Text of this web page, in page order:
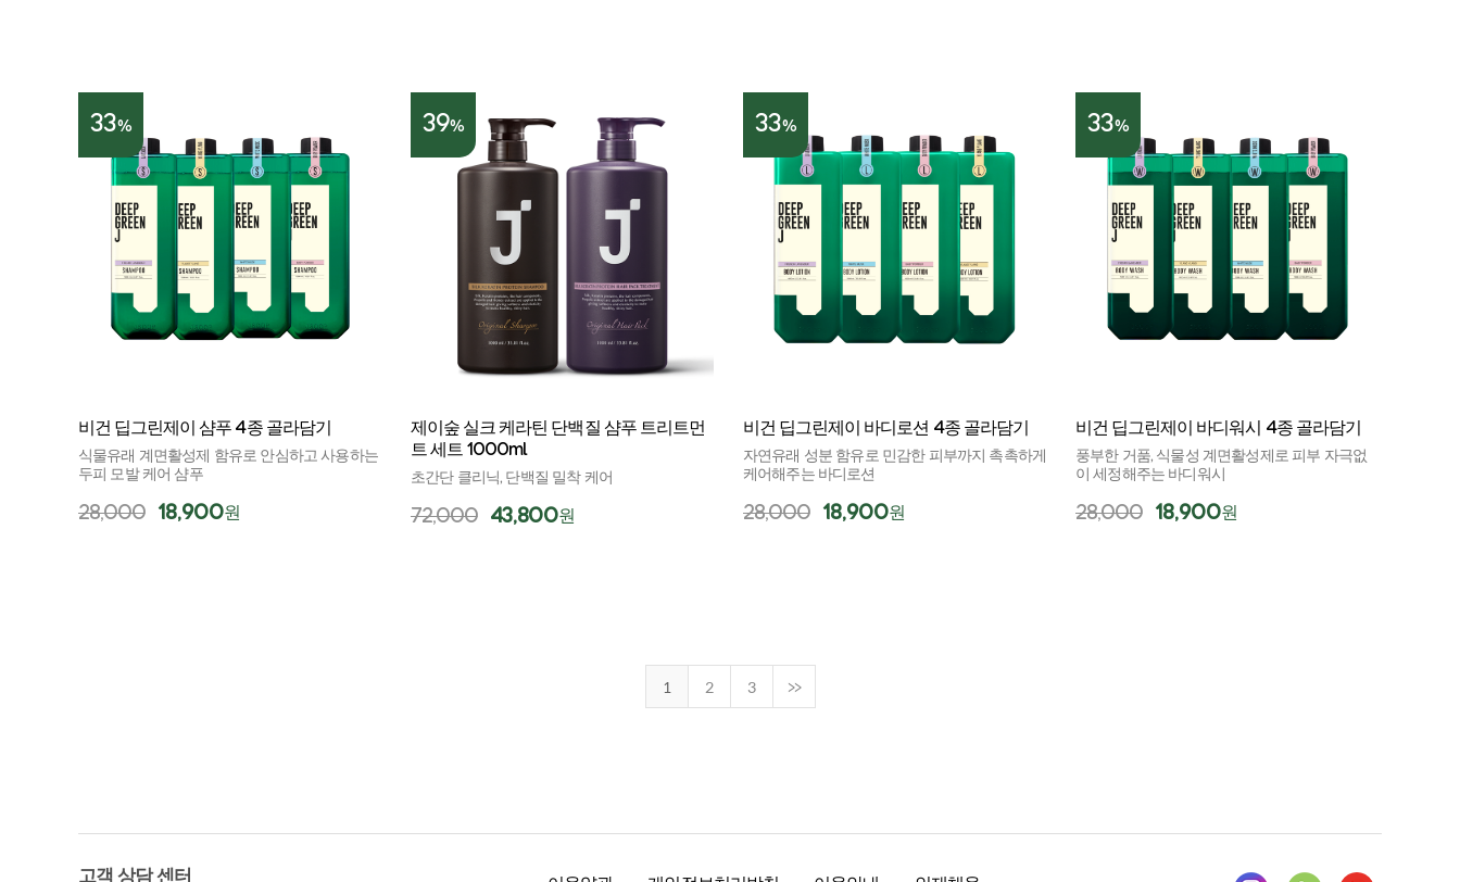
33%
비건 딥그린제이 샴푸 4종 골라담기
식물유래 계면활성제 함유로 안심하고 사용하는
두피 모발 케어 샴푸
28,000 18,900원
39%
제이숲 실크 케라틴 단백질 샴푸 트리트먼
트 세트 1000ml
초간단 클리닉, 단백질 밀착 케어
72,000 43,800원
33%
비건 딥그린제이 바디로션 4종 골라담기
자연유래 성분 함유로 민감한 피부까지 촉촉하게
케어해주는 바디로션
28,000 18,900원
33%
비건 딥그린제이 바디워시 4종 골라담기
풍부한 거품, 식물성 계면활성제로 피부 자극없
이 세정해주는 바디워시
28,000 18,900원
1 2 3 >>
고객 상담 센터